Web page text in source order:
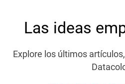
Las ideas
Explore los últimos